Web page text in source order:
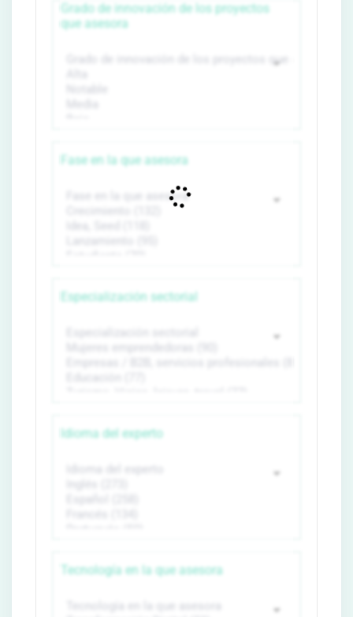
Grado de innovación de los proyectos
que asesora
Fase en la que asesora
Especialización sectorial
Idioma del experto
Tecnología en la que asesora